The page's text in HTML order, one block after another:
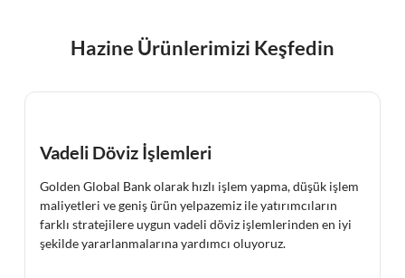
Hazine Ürünlerimizi Keşfedin
Vadeli Döviz İşlemleri
Golden Global Bank olarak hızlı işlem yapma, düşük işlem
maliyetleri ve geniş ürün yelpazemiz ile yatırımcıların
farklı stratejilere uygun vadeli döviz işlemlerinden en iyi
şekilde yararlanmalarına yardımcı oluyoruz.